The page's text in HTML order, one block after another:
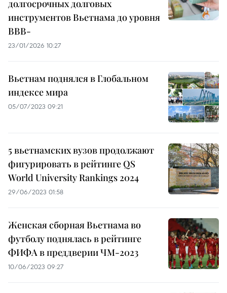
долгосрочных долговых
инструментов Вьетнама до уровня
BBB-
23/01/2026 10:27
Вьетнам поднялся в Глобальном
индексе мира
05/07/2023 09:21
5 вьетнамских вузов продолжают
фигурировать в рейтинге QS
World University Rankings 2024
29/06/2023 01:58
Женская сборная Вьетнама во
футболу поднялась в рейтинге
ФИФА в преддверии ЧМ-2023
10/06/2023 09:27